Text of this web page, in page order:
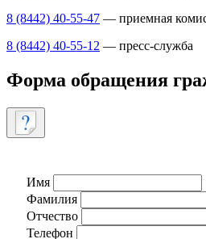
8 (8442) 40-55-47 — приемная
8 (8442) 40-55-12 — пресс-служба
Форма обращения
Имя
Фамилия
Отчество
Телефон